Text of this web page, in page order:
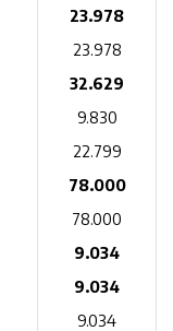
23.978
23.978
32.629
9.830
22.799
78.000
78.000
9.034
9.034
9.034